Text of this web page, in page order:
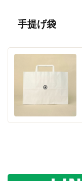
手提げ袋